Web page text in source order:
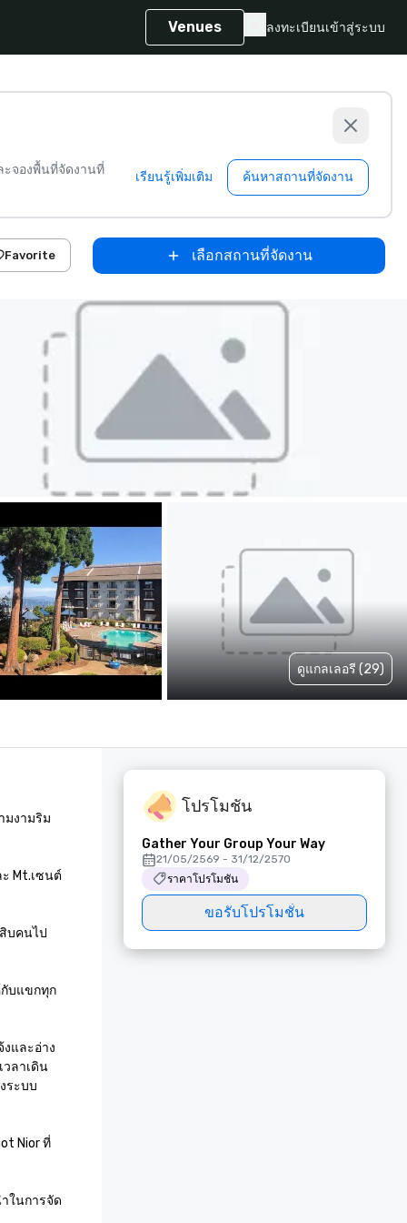
Venues ลงทะเบียนเข้าสู่ระบบ
ะจองพื้นที่จัดงานที่
เรียนรู้เพิ่มเติม ค้นหาสถานที่จัดงาน
Favorite เลือกสถานที่จัดงาน
ดูแกลเลอรี (29)
มงามริม
Mt.เซนต์
บคนไป
กับแขกทุก
และอ่าง
ลาเดิน
ระบบ
Nior ที่
ในการจัด
โปรโมชัน
Gather Your Group Your Way
21/05/2569 - 31/12/2570
ราคาโปรโมชัน
ขอรับโปรโมชั่น